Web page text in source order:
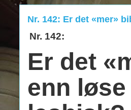
Nr. 142: Er det «mer»
Nr. 142:
Er det
enn